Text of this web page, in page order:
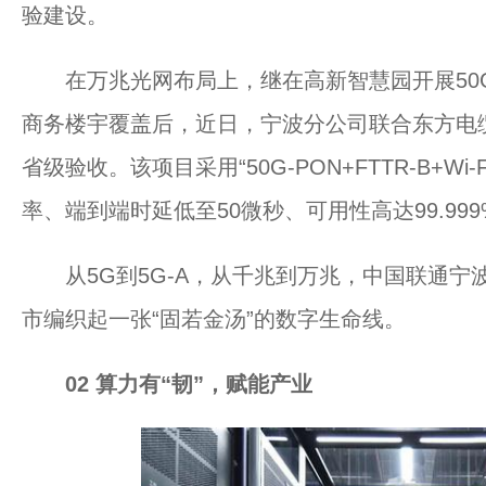
验建设。
在万兆光网布局上，继在高新智慧园开展
商务楼宇覆盖后，近日，宁波分公司联合东方
省级验收。该项目采用“50G-PON+FTTR-
率、端到端时延低至50微秒、可用性高达
从5G到5G-A，从千兆到万兆，中国联通宁
市编织起一张“固若金汤”的数字生命线。
02 算力有“韧”，赋能产业